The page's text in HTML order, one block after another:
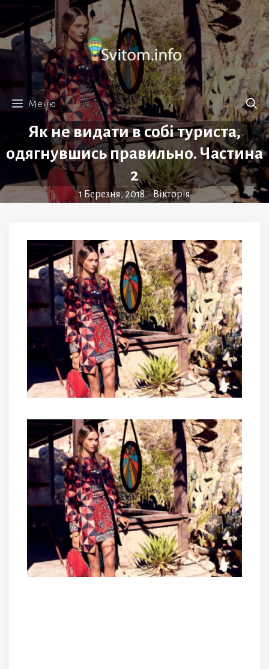
вмісту
Меню
Як не видати в собі туриста,
одягнувшись правильно. Частина
2
1 Березня, 2018 • Вікторія